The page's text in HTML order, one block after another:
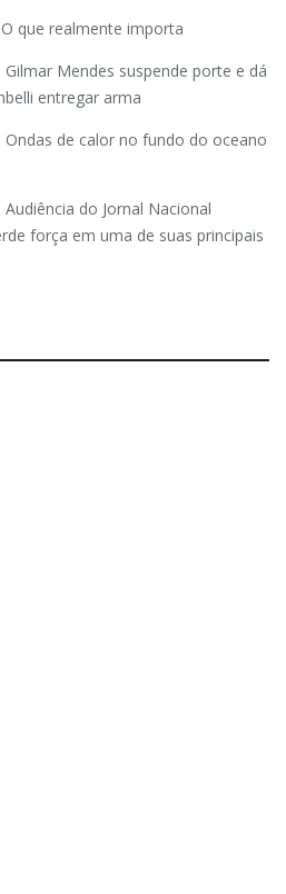
O que realmente importa
Gilmar Mendes suspende porte e dá
entregar arma
Ondas de calor no fundo do oceano
Audiência do Jornal Nacional
força em uma de suas principais